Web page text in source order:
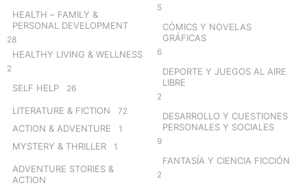
HEALTH – FAMILY &
PERSONAL DEVELOPMENT
28
HEALTHY LIVING & WELLNESS
2
SELF HELP 26
LITERATURE & FICTION 72
ACTION & ADVENTURE 1
MYSTERY & THRILLER 1
ADVENTURE STORIES &
ACTION
5
CÓMICS Y NOVELAS
GRÁFICAS
6
DEPORTE Y JUEGOS AL AIRE
LIBRE
2
DESARROLLO Y CUESTIONES
PERSONALES Y SOCIALES
9
FANTASÍA Y CIENCIA FICCIÓN
2